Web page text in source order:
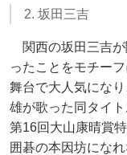
2. 坂田三吉
関西の坂田三吉が
ったことをモチー
舞台で大人気にな
雄が歌った同タイ
第16回大山康晴賞
囲碁の本因坊にな